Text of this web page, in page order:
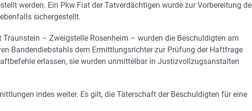
werden. Ein Pkw Fiat der Tatverdächtigen wurde zur Vorbereitung
sichergestellt.
– Zweigstelle Rosenheim – wurden die Beschuldigten am
Bandendiebstahls dem Ermittlungsrichter zur Prüfung der Haftfrage
erlassen, sie wurden unmittelbar in Justizvollzugsanstalten
indes weiter. Es gilt, die Täterschaft der Beschuldigten für eine